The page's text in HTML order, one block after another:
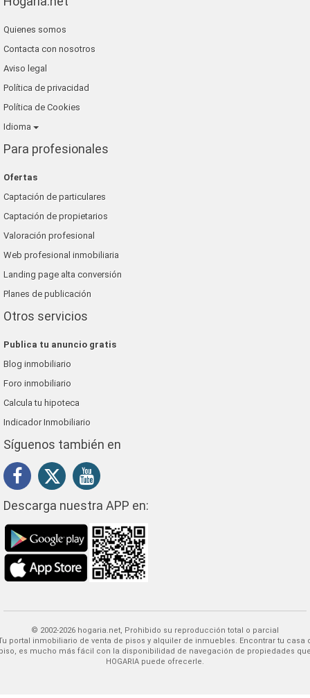
Quienes somos
Contacta con nosotros
Aviso legal
Política de privacidad
Política de Cookies
Idioma
Para profesionales
Ofertas
Captación de particulares
Captación de propietarios
Valoración profesional
Web profesional inmobiliaria
Landing page alta conversión
Planes de publicación
Otros servicios
Publica tu anuncio gratis
Blog inmobiliario
Foro inmobiliario
Calcula tu hipoteca
Indicador Inmobiliario
Síguenos también en
Descarga nuestra APP en:
© 2002-2026 hogaria.net, Prohibido su reproducción total o parcial
Encontrar tu casa o
es mucho más fácil con la disponibilidad de navegación de propiedades
HOGARIA puede ofrecerle.